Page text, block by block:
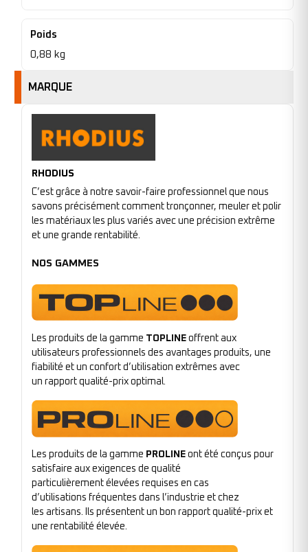
Poids
0,88 kg
MARQUE
RHODIUS
C’est grâce à notre savoir-faire professionnel que nous
savons précisément comment tronçonner, meuler et polir
les matériaux les plus variés avec une précision extrême
et une grande rentabilité.
NOS GAMMES
Les produits de la gamme TOPLINE offrent aux
utilisateurs professionnels des avantages produits, une
fiabilité et un confort d’utilisation extrêmes avec
un rapport qualité-prix optimal.
Les produits de la gamme PROLINE ont été conçus pour
satisfaire aux exigences de qualité
particulièrement élevées requises en cas
d’utilisations fréquentes dans l’industrie et chez
les artisans. Ils présentent un bon rapport qualité-prix et
une rentabilité élevée.